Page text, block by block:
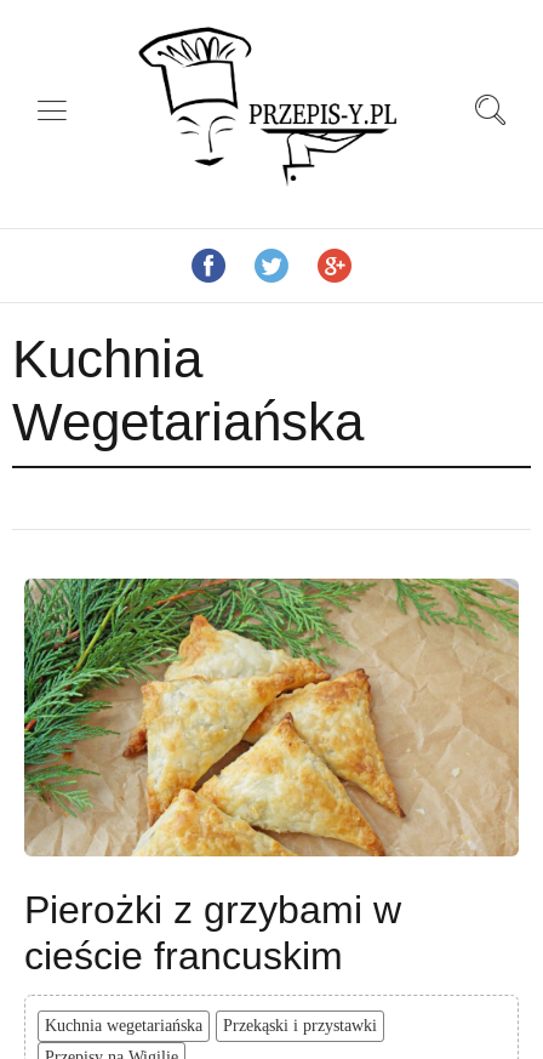
Kuchnia
Wegetariańska
Pierożki z grzybami w
cieście francuskim
Kuchnia wegetariańska
Przekąski i przystawki